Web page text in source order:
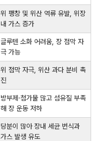
위 팽창 및 위산 역류 유발, 위장
내 가스 증가
글루텐 소화 어려움, 장 점막 자
극 가능
위 점막 자극, 위산 과다 분비 촉
진
방부제·첨가물 많고 섬유질 부족
해 장 운동 저하
당분이 많아 장내 세균 번식과
가스 발생 유도